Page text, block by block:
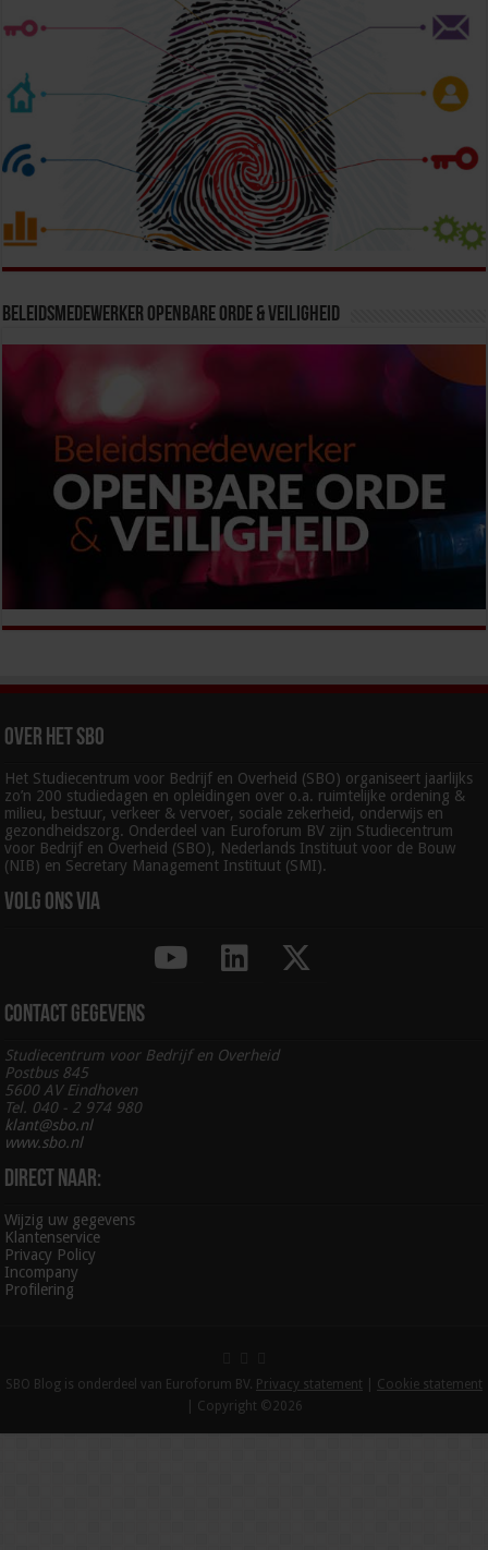
Beleidsmedewerker Openbare Orde & Veiligheid
Over het SBO
Het Studiecentrum voor Bedrijf en Overheid (SBO) organiseert jaarlijks
zo’n 200 studiedagen en opleidingen over o.a. ruimtelijke ordening &
milieu, bestuur, verkeer & vervoer, sociale zekerheid, onderwijs en
gezondheidszorg. Onderdeel van Euroforum BV zijn Studiecentrum
voor Bedrijf en Overheid (SBO), Nederlands Instituut voor de Bouw
(NIB) en Secretary Management Instituut (SMI).
Volg ons via
Contact gegevens
Studiecentrum voor Bedrijf en Overheid
Postbus 845
5600 AV Eindhoven
Tel. 040 - 2 974 980
klant@sbo.nl
www.sbo.nl
Direct naar:
Wijzig uw gegevens
Klantenservice
Privacy Policy
Incompany
Profilering
SBO Blog is onderdeel van Euroforum BV. Privacy statement
Cookie statement
| Copyright ©2026